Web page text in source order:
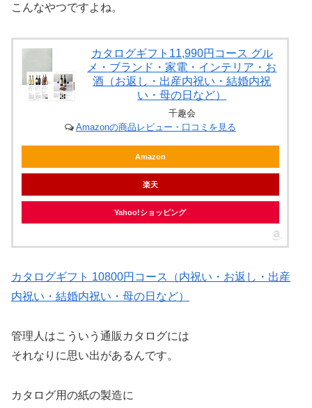
こんなやつですよね。
カタログギフト11,990円コース グル
メ・ブランド・家電・インテリア・お
酒（お返し・出産内祝い・結婚内祝
い・母の日など）
千趣会
Amazonの商品レビュー・口コミを見る
Amazon
楽天
Yahoo!ショッピング
カタログギフト 10800円コース（内祝い・お返し・出産
内祝い・結婚内祝い・母の日など）
管理人はこういう通販カタログには
それなりに思い出があるんです。
カタログ用の紙の製造に